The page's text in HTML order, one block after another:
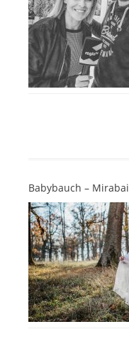
Babybauch – Mirabai